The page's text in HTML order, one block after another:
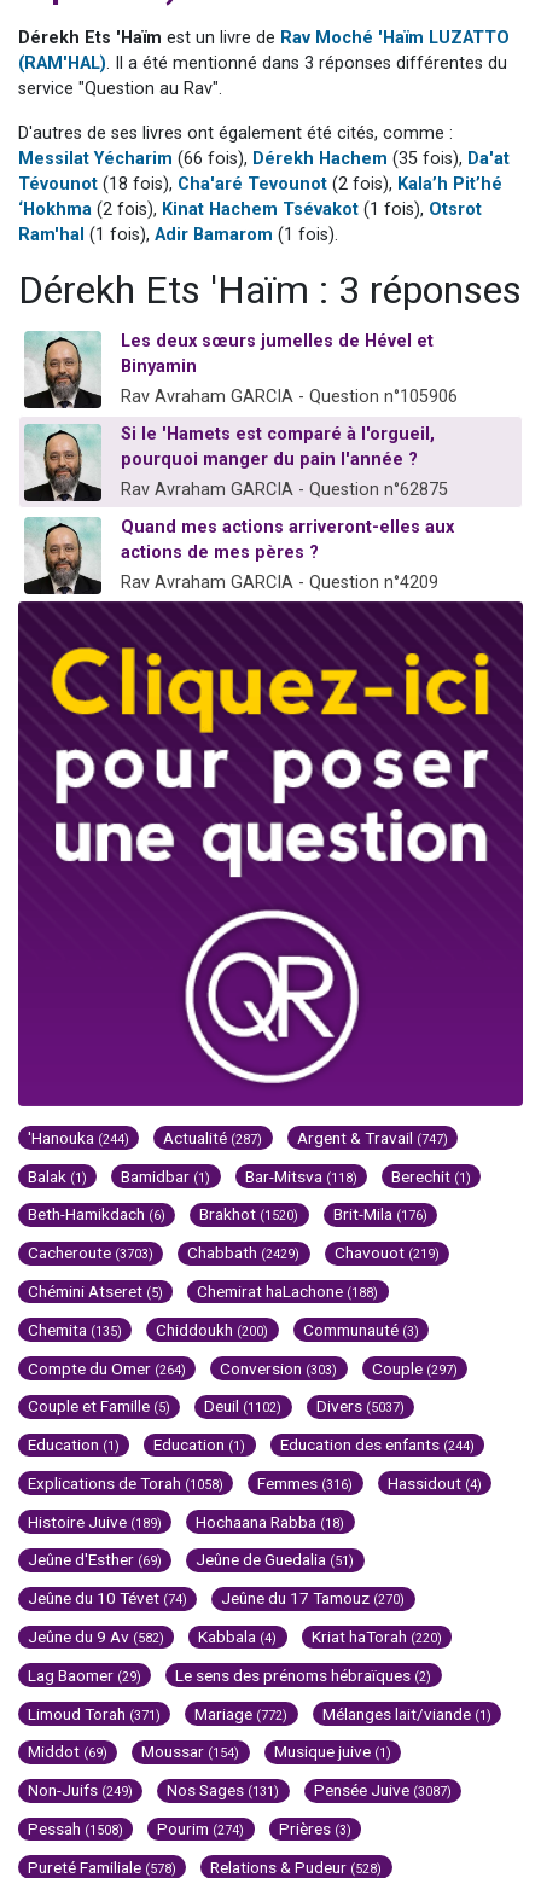
61 personnes viennent de demander une bénédiction
Ariel vient de donner son Maasser
Il reste 49 places pour étudier en groupe sur Zoom
Eva vient de donner son Maasser
Dérekh Ets 'Haïm est un livre de Rav Moché 'Haïm LUZATTO
(RAM'HAL). Il a été mentionné dans 3 réponses différentes du
service "Question au Rav".
D'autres de ses livres ont également été cités, comme :
Messilat Yécharim (66 fois), Dérekh Hachem (35 fois), Da'at
Tévounot (18 fois), Cha'aré Tevounot (2 fois), Kala’h Pit’hé
‘Hokhma (2 fois), Kinat Hachem Tsévakot (1 fois), Otsrot
Ram'hal (1 fois), Adir Bamarom (1 fois).
Dérekh Ets 'Haïm : 3 réponses
Les deux sœurs jumelles de Hével et
Binyamin
Rav Avraham GARCIA - Question n°105906
Si le 'Hamets est comparé à l'orgueil,
pourquoi manger du pain l'année ?
Rav Avraham GARCIA - Question n°62875
Quand mes actions arriveront-elles aux
actions de mes pères ?
Rav Avraham GARCIA - Question n°4209
'Hanouka (244) Actualité (287) Argent & Travail (747)
Balak (1) Bamidbar (1) Bar-Mitsva (118) Berechit (1)
Beth-Hamikdach (6) Brakhot (1520) Brit-Mila (176)
Cacheroute (3703) Chabbath (2429) Chavouot (219)
Chémini Atseret (5) Chemirat haLachone (188)
Chemita (135) Chiddoukh (200) Communauté (3)
Compte du Omer (264) Conversion (303) Couple (297)
Couple et Famille (5) Deuil (1102) Divers (5037)
Education (1) Education (1) Education des enfants (244)
Explications de Torah (1058) Femmes (316) Hassidout (4)
Histoire Juive (189) Hochaana Rabba (18)
Jeûne d'Esther (69) Jeûne de Guedalia (51)
Jeûne du 10 Tévet (74) Jeûne du 17 Tamouz (270)
Jeûne du 9 Av (582) Kabbala (4) Kriat haTorah (220)
Lag Baomer (29) Le sens des prénoms hébraïques (2)
Limoud Torah (371) Mariage (772) Mélanges lait/viande (1)
Middot (69) Moussar (154) Musique juive (1)
Non-Juifs (249) Nos Sages (131) Pensée Juive (3087)
Pessah (1508) Pourim (274) Prières (3)
Pureté Familiale (578) Relations & Pudeur (528)